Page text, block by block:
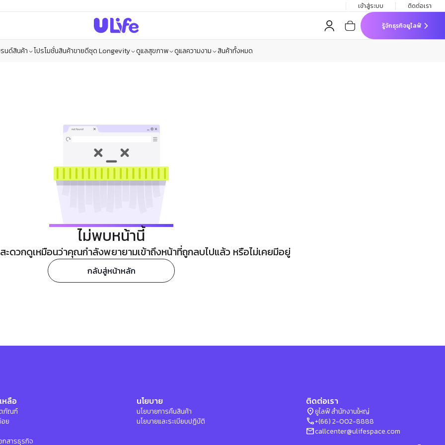
เข้าสู่ระบบ ติดต่อเรา
รู้จักธุรกิจยูไลฟ์
นด์สินค้า โปรโมชั่นสินค้าขายดีชุด Longevity ดูแลสุขภาพ ดูแลความงาม สินค้าทั้งหมด
ไม่พบหน้านี้
ะดวกดูเหมือนว่าคุณกำลังพยายามเข้าถึงหน้าที่ถูกลบไปแล้ว หรือไม่เคยมีอยู่
กลับสู่หน้าหลัก
หลือ
ภัณฑ์
ย
กสารธุรกิจ
นโยบาย
นโยบายการคืนสินค้า
นโยบายและระเบียบปฏิบัติ
ติดต่อเรา
location_onยูไลฟ์ สำนักงานใหญ่
phone+(66) 2-002-8888
mailcallcenter@ulifespace.com